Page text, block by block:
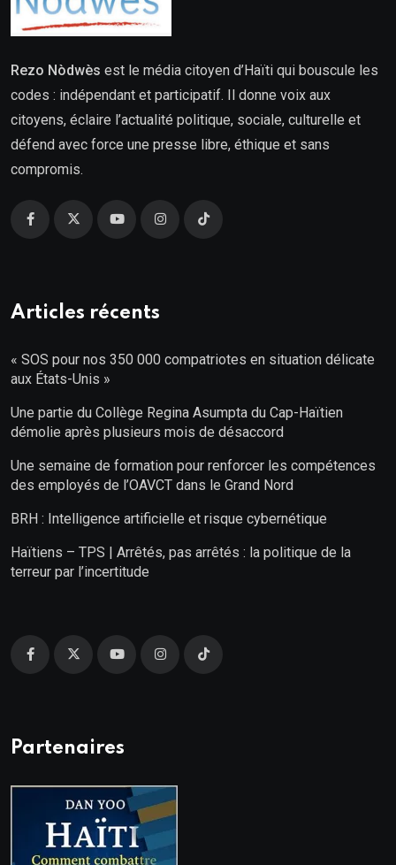
Rezo Nòdwès est le média citoyen d’Haïti qui bouscule les
codes : indépendant et participatif. Il donne voix aux
citoyens, éclaire l’actualité politique, sociale, culturelle et
défend avec force une presse libre, éthique et sans
compromis.
Articles récents
« SOS pour nos 350 000 compatriotes en situation délicate
aux États-Unis »
Une partie du Collège Regina Asumpta du Cap-Haïtien
démolie après plusieurs mois de désaccord
Une semaine de formation pour renforcer les compétences
des employés de l’OAVCT dans le Grand Nord
BRH : Intelligence artificielle et risque cybernétique
Haïtiens – TPS | Arrêtés, pas arrêtés : la politique de la
terreur par l’incertitude
Partenaires